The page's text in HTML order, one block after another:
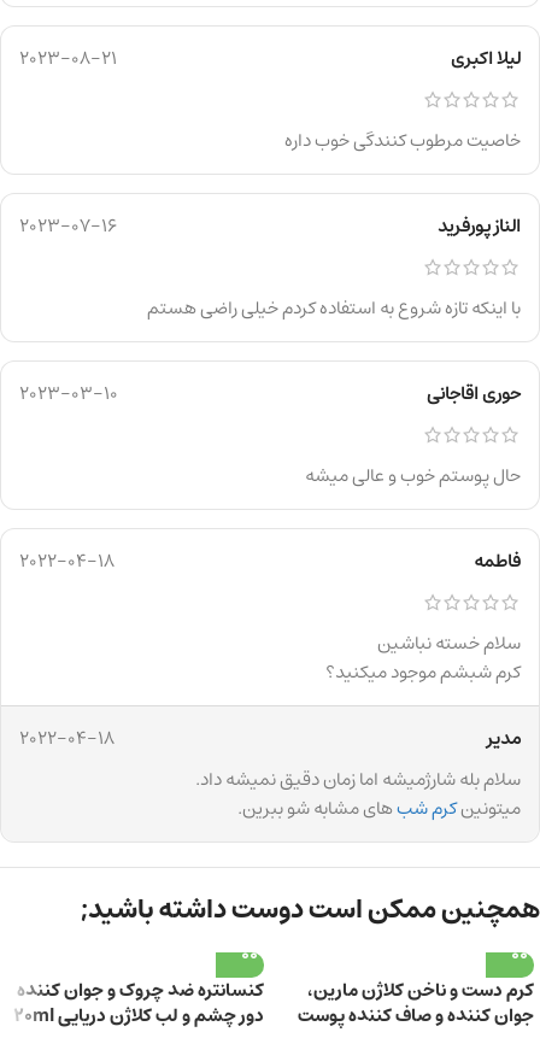
لیلا اکبری 2023-08-21
خاصیت مرطوب کنندگی خوب داره
الناز پورفرید 2023-07-16
با اینکه تازه شروع به استفاده کردم خیلی راضی هستم
حوری اقاجانی 2023-03-10
حال پوستم خوب و عالی میشه
فاطمه 2022-04-18
سلام خسته نباشین
کرم شبشم موجود میکنید؟
مدیر
2022-04-18
سلام بله شارژمیشه اما زمان دقیق نمیشه داد.
میتونینکرم شبهای مشابه شو ببرین.
همچنین ممکن است دوست داشته باشید;
کرم دست و ناخن کلاژن مارین،
جوان کننده و صاف کننده پوست
کنسانتره ضد چروک و جوان کننده
دور چشم و لب کلاژن دریایی 20ml